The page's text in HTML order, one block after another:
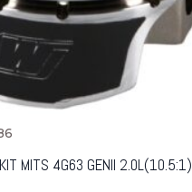
MITS 4G63 GENII 2.0L(10.5:1)